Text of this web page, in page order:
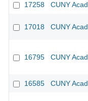
17258 CUNY
17018 CUNY
16795 CUNY
16585 CUNY